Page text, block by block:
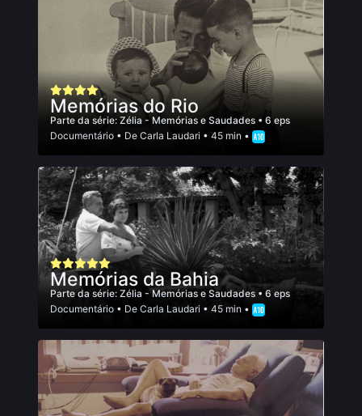
Memórias do Rio
Parte da série: Zélia - Memórias e Saudades • 6 eps
Documentário • De Carla Laudari • 45 min •
Memórias da Bahia
Parte da série: Zélia - Memórias e Saudades • 6 eps
Documentário • De Carla Laudari • 45 min •